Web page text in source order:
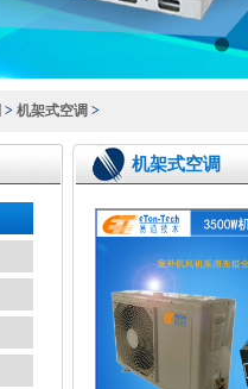
> 机架式空调 >
机架式空调